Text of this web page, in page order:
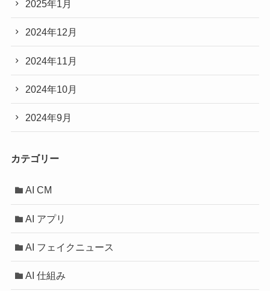
2025年1月
2024年12月
2024年11月
2024年10月
2024年9月
カテゴリー
AI CM
AI アプリ
AI フェイクニュース
AI 仕組み